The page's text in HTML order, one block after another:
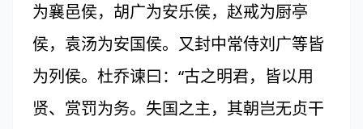
为襄邑侯，胡广为安乐侯，赵戒为厨亭
侯，袁汤为安国侯。又封中常侍刘广等皆
为列侯。杜乔谏曰：“古之明君，皆以用
贤、赏罚为务。失国之主，其朝岂无贞干